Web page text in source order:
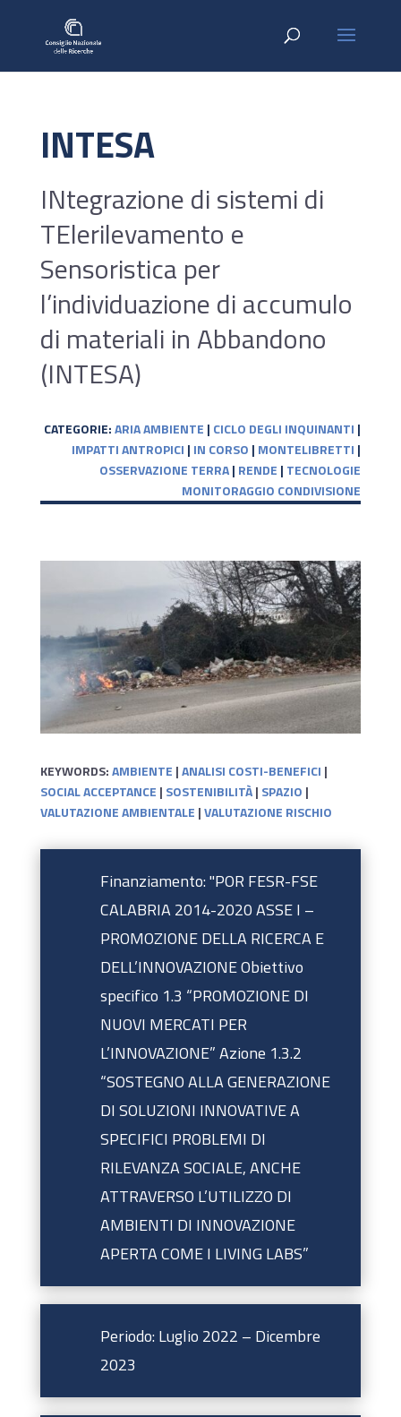
INTESA
INtegrazione di sistemi di
TElerilevamento e
Sensoristica per
l’individuazione di accumulo
di materiali in Abbandono
(INTESA)
CATEGORIE:ARIA AMBIENTE | CICLO DEGLI INQUINANTI |
IMPATTI ANTROPICI | IN CORSO | MONTELIBRETTI |
OSSERVAZIONE TERRA| RENDE | TECNOLOGIE
MONITORAGGIO CONDIVISIONE
KEYWORDS:AMBIENTE |ANALISI COSTI-BENEFICI |
SOCIAL ACCEPTANCE | SOSTENIBILITÀ| SPAZIO |
VALUTAZIONE AMBIENTALE |VALUTAZIONE RISCHIO
Finanziamento: "POR FESR-FSE
CALABRIA 2014-2020 ASSE I –
PROMOZIONE DELLA RICERCA E
DELL’INNOVAZIONE Obiettivo
specifico 1.3 “PROMOZIONE DI
NUOVI MERCATI PER
L’INNOVAZIONE” Azione 1.3.2
“SOSTEGNO ALLA GENERAZIONE
DI SOLUZIONI INNOVATIVE A
SPECIFICI PROBLEMI DI
RILEVANZA SOCIALE, ANCHE
ATTRAVERSO L’UTILIZZO DI
AMBIENTI DI INNOVAZIONE
APERTA COME I LIVING LABS”
Periodo: Luglio 2022 – Dicembre
2023